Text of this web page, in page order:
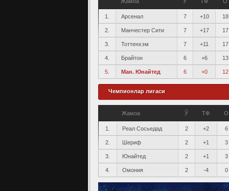
1. Арсенал 7 +10 18
2. Манчестер Сити 7 +17 17
3. Тоттенхэм 7 +11 17
4. Брайтон 6 +6 13
5. Ман. Юнайтед 6 +0 12
Чемпионлар лигаси
Жамоа Ў ТФ О
1. Реал Сосьедад 2 +2 6
2. Шериф 2 +1 3
3. Юнайтед 2 +1 3
4. Омония 2 -4 0